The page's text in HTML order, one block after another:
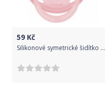
59 Kč
Silikonové symetrické šidítko Canpol Pink Hearts 6-18 měsíců